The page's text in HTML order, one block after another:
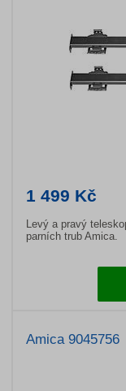
1 499 Kč
Levý a pravý
parních trub Amica.
Amica 9045756